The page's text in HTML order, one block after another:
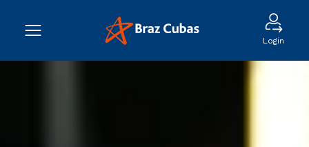
Login